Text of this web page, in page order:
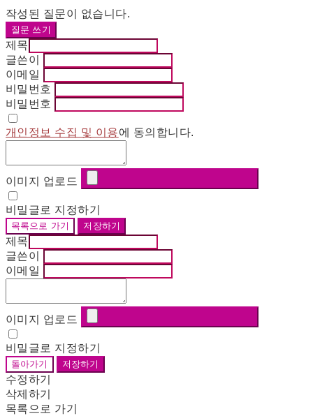
작성된 질문이 없습니다.
질문 쓰기
제목
글쓴이
이메일
비밀번호
비밀번호
개인정보 수집 및 이용에 동의합니다.
이미지 업로드
비밀글로 지정하기
목록으로 가기 저장하기
제목
글쓴이
이메일
이미지 업로드
비밀글로 지정하기
돌아가기 저장하기
수정하기
삭제하기
목록으로 가기